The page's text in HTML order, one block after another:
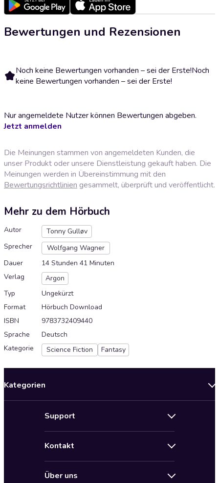
Bewertungen und Rezensionen
Noch keine Bewertungen vorhanden – sei der Erste!Noch
keine Bewertungen vorhanden – sei der Erste!
Nur angemeldete Nutzer können Bewertungen abgeben.
Jetzt anmelden
Die Meinungen stammen von angemeldeten Kunden, die
unser Produkt oder unsere Dienstleistung gekauft haben. Die
Meinungen werden in Übereinstimmung mit den
Bewertungsrichtlinien gesammelt, überprüft und veröffentlicht.
Mehr zu dem Hörbuch
Autor
Tonny Gulløv
Sprecher
Wolfgang Wagner
Dauer
14 Stunden 41 Minuten
Verlag
Argon
Typ
Ungekürzt
Format
Hörbuch Download
ISBN
9783732409440
Sprache
Deutsch
Kategorie
Science Fiction Fantasy
Kategorien
Support
AGB für Audioteka Abo
Kontakt
Über uns